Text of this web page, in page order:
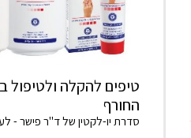
טיפים להקלה ולטיפול
החורף
סדרת יו-לקטין של ד"ר פישר -